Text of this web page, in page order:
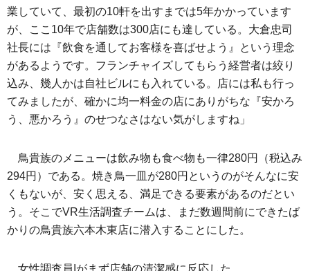
業していて、最初の10軒を出すまでは5年かかっています
が、ここ10年で店舗数は300店にも達している。大倉忠司
社長には『飲食を通してお客様を喜ばせよう』という理念
があるようです。フランチャイズしてもらう経営者は絞り
込み、幾人かは自社ビルにも入れている。店には私も行っ
てみましたが、確かに均一料金の店にありがちな『安かろ
う、悪かろう』のせつなさはない気がしますね」
鳥貴族のメニューは飲み物も食べ物も一律280円（税込み
294円）である。焼き鳥一皿が280円というのがそんなに安
くもないが、安く思える、満足できる要素があるのだとい
う。そこでVR生活調査チームは、まだ数週間前にできたば
かりの鳥貴族六本木東店に潜入することにした。
女性調査員Iがまず店舗の清潔感に反応した。